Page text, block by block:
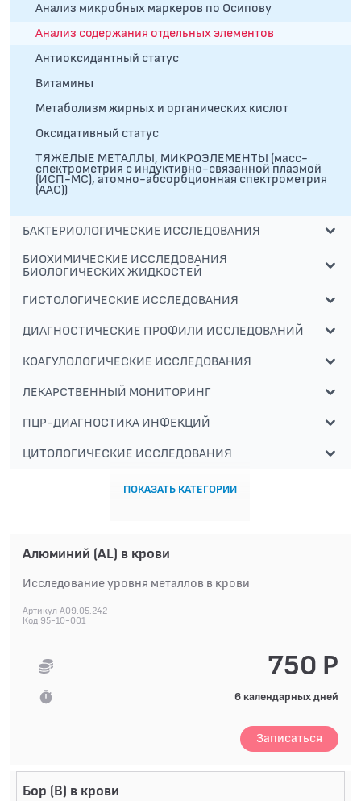
Анализ микробных маркеров по Осипову
Анализ содержания отдельных элементов
Антиоксидантный статус
Витамины
Метаболизм жирных и органических кислот
Оксидативный статус
ТЯЖЕЛЫЕ МЕТАЛЛЫ, МИКРОЭЛЕМЕНТЫ (масс-
спектрометрия с индуктивно-связанной плазмой
(ИСП-МС), атомно-абсорбционная спектрометрия
(ААС))
БАКТЕРИОЛОГИЧЕСКИЕ ИССЛЕДОВАНИЯ
БИОХИМИЧЕСКИЕ ИССЛЕДОВАНИЯ
БИОЛОГИЧЕСКИХ ЖИДКОСТЕЙ
ГИСТОЛОГИЧЕСКИЕ ИССЛЕДОВАНИЯ
ДИАГНОСТИЧЕСКИЕ ПРОФИЛИ ИССЛЕДОВАНИЙ
КОАГУЛОЛОГИЧЕСКИЕ ИССЛЕДОВАНИЯ
ЛЕКАРСТВЕННЫЙ МОНИТОРИНГ
ПЦР-ДИАГНОСТИКА ИНФЕКЦИЙ
ЦИТОЛОГИЧЕСКИЕ ИССЛЕДОВАНИЯ
ПОКАЗАТЬ КАТЕГОРИИ
Алюминий (AL) в крови
Исследование уровня металлов в крови
Артикул A09.05.242
Код 95-10-001
750 Р
6 календарных дней
Записаться
Бор (B) в крови